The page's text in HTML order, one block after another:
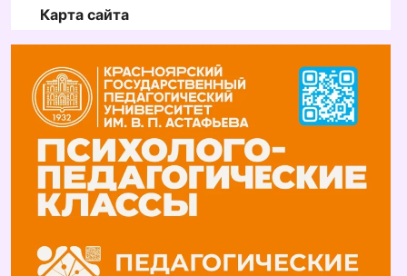
Карта сайта